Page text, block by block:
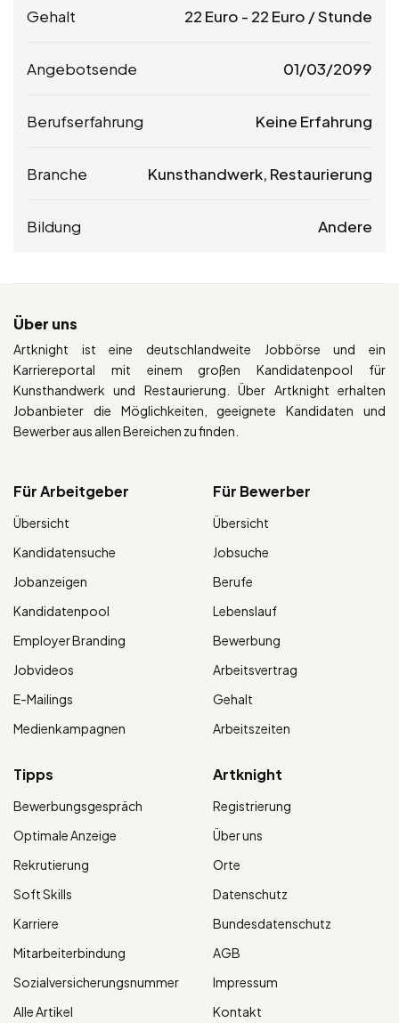
Gehalt 22 Euro - 22 Euro / Stunde
Angebotsende 01/03/2099
Berufserfahrung Keine Erfahrung
Branche Kunsthandwerk, Restaurierung
Bildung Andere
Über uns
Artknight ist eine deutschlandweite Jobbörse und ein
Karriereportal mit einem großen Kandidatenpool für
Kunsthandwerk und Restaurierung. Über Artknight erhalten
Jobanbieter die Möglichkeiten, geeignete Kandidaten und
Bewerber aus allen Bereichen zu finden.
Für Arbeitgeber
Übersicht
Kandidatensuche
Jobanzeigen
Kandidatenpool
Employer Branding
Jobvideos
E-Mailings
Medienkampagnen
Für Bewerber
Übersicht
Jobsuche
Berufe
Lebenslauf
Bewerbung
Arbeitsvertrag
Gehalt
Arbeitszeiten
Tipps
Bewerbungsgespräch
Optimale Anzeige
Rekrutierung
Soft Skills
Karriere
Mitarbeiterbindung
Sozialversicherungsnummer
Alle Artikel
Artknight
Registrierung
Über uns
Orte
Datenschutz
Bundesdatenschutz
AGB
Impressum
Kontakt